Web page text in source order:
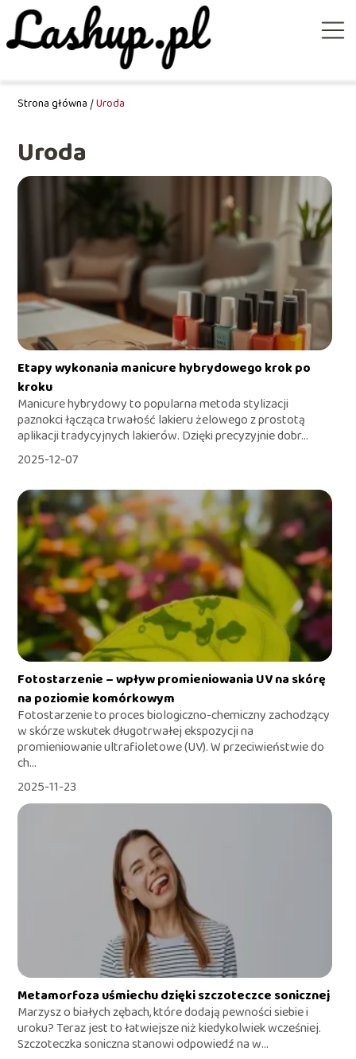
Strona główna/Uroda
Uroda
Etapy wykonania manicure hybrydowego krok po
kroku
Manicure hybrydowy to popularna metoda stylizacji
paznokci łącząca trwałość lakieru żelowego z prostotą
aplikacji tradycyjnych lakierów. Dzięki precyzyjnie dobr...
2025-12-07
Fotostarzenie – wpływ promieniowania UV na skórę
na poziomie komórkowym
Fotostarzenie to proces biologiczno-chemiczny zachodzący
w skórze wskutek długotrwałej ekspozycji na
promieniowanie ultrafioletowe (UV). W przeciwieństwie do
ch...
2025-11-23
Metamorfoza uśmiechu dzięki szczoteczce sonicznej
Marzysz o białych zębach, które dodają pewności siebie i
uroku? Teraz jest to łatwiejsze niż kiedykolwiek wcześniej.
Szczoteczka soniczna stanowi odpowiedź na w...